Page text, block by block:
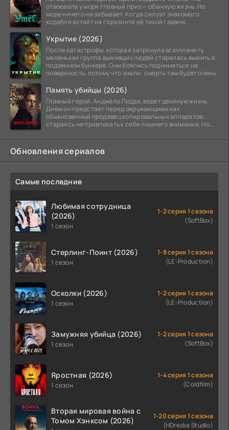
отвоевала у моря главный приз — обычную жизнь. Но
море ничего не забывает. Когда силуэт знакомого
корабля встаёт на горизонте её тихой гавани,
Укрытие (2026)
После катастрофы, которая затронула всю планету,
маленькая группа выживших людей старалась выжить в
подземном бункере. Они боялись подниматься на
поверхность, потому что знали: смерть там будет очень
Память убийцы (2026)
Главный герой, Анджело Ледде, ведет двойную жизнь.
Днем он предстает перед окружающими как
обыкновенный продавец копировальных аппаратов,
стараясь не привлекать к себе лишнего внимания. Но
Обновления сериалов
Самые последние
Любимая сотрудница
(2026)
1 сезон
1-2 серия 1 сезона
(SoftBox)
Стерлинг-Поинт (2026)
1 сезон
1-8 серия 1 сезона
(LE-Production)
Осколки (2026)
1 сезон
1-2 серия 1 сезона
(LE-Production)
Замужняя убийца (2026)
1 сезон
1-2 серия 1 сезона
(SoftBox)
Яростная (2026)
1 сезон
1-4 серия 1 сезона
(Coldfilm)
Вторая мировая война с
Томом Хэнксом (2026)
1-20 серия 1 сезона
(HDrezka Studio)